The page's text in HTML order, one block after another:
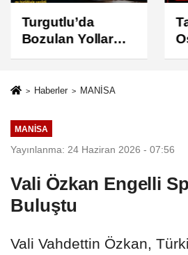
Turgutlu’da
Bozulan Yollar
İçin
Destek
Haberler MANİSA
MANİSA
Yayınlanma: 24 Haziran 2026 - 07:56
Vali Özkan Engelli
Buluştu
Vali Vahdettin Özkan,